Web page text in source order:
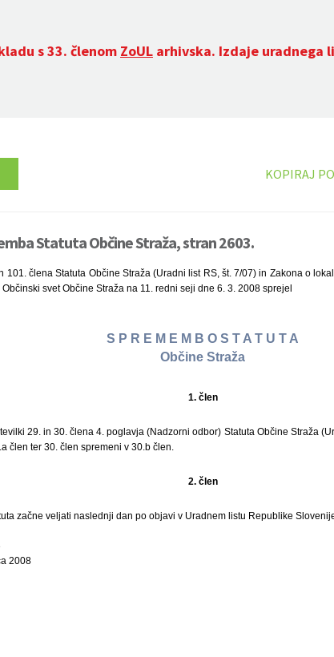
s 33. členom ZoUL arhivska. Izdaje uradnega
KOPIRAJ
Statuta Občine Straža, stran 2603.
101. člena Statuta Občine Straža (Uradni list RS, št. 7/07) in Zakona o
Občinski svet Občine Straža na 11. redni seji dne 6. 3. 2008 sprejel
S P R E M E M B O S T A T U T A
Občine Straža
1. člen
29. in 30. člena 4. poglavja (Nadzorni odbor) Statuta Občine Straža
člen ter 30. člen spremeni v 30.b člen.
2. člen
začne veljati naslednji dan po objavi v Uradnem listu Republike
2008